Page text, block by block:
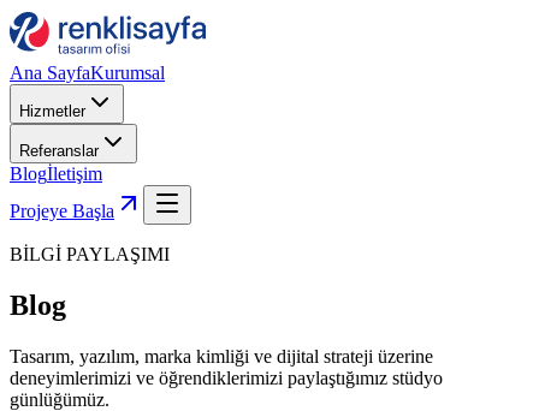
Ana SayfaKurumsal
Hizmetler
Referanslar
Blogİletişim
Projeye Başla
BİLGİ PAYLAŞIMI
Blog
Tasarım, yazılım, marka kimliği ve dijital strateji üzerine
deneyimlerimizi ve öğrendiklerimizi paylaştığımız stüdyo
günlüğümüz.